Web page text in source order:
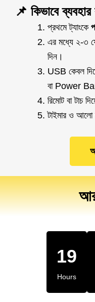
📌 কিভাবে
প্রথমে ট্যাংকে
এর মধ্যে ২-৩
দিন।
USB কেবল
বা Power
রিমোট বা টাচ
টাইমার ও আলো
19
Hours